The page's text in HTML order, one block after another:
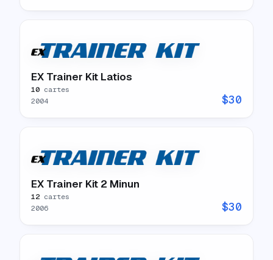
EX Trainer Kit Latios
10 cartes
2004
$30
EX Trainer Kit 2 Minun
12 cartes
2006
$30